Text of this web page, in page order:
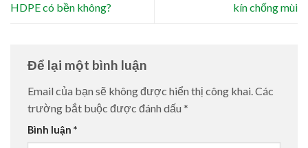
HDPE có bền không?
kín chống mùi
Để lại một bình luận
Email của bạn sẽ không được hiển thị công khai.Các
trường bắt buộc được đánh dấu *
Bình luận *